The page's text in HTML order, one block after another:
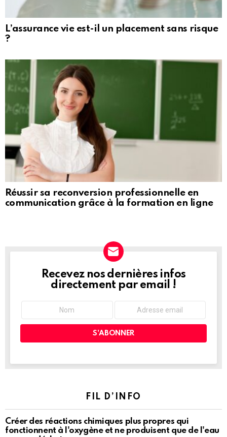
L’assurance vie est-il un placement sans risque
?
Réussir sa reconversion professionnelle en
communication grâce à la formation en ligne
NEWSLETTER
Recevez nos dernières infos
directement par email !
FIL D’INFO
Créer des réactions chimiques plus propres qui
fonctionnent à l'oxygène et ne produisent que de l'eau